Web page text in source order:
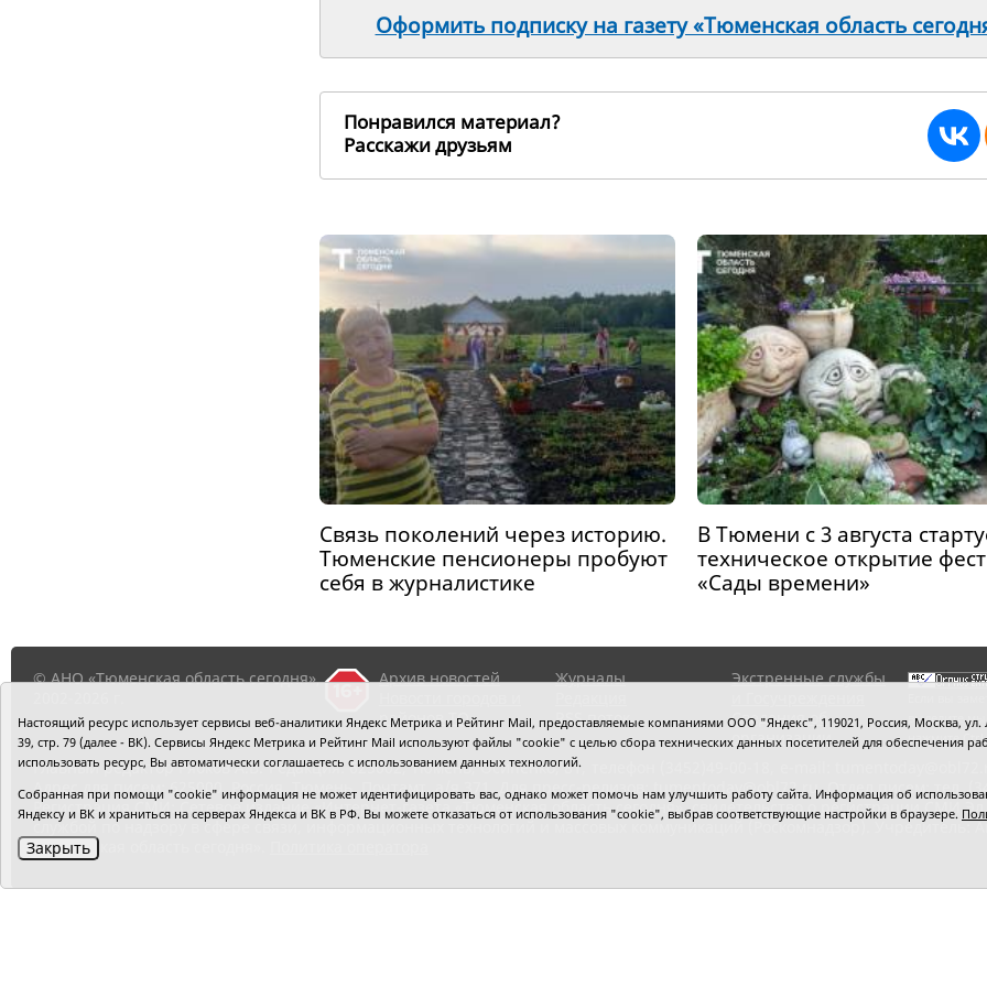
Оформить подписку на газету «Тюменская область
Понравился материал?
Расскажи друзьям
Связь поколений через историю.
Тюменские пенсионеры пробуют
себя в журналистике
В Тюмени с 3 августа
техническое открытие
«Сады времени»
© АНО «Тюменская область сегодня»,
Архив новостей
районов ТО
Журналы
RSS поток
Экстренные службы
Сведения об
организации
выделите
нажмите
Главный редактор Рябков А.В. Редакция: 625002, Тюмень, Осипенко, 81,
Адрес для писем: 625000, Россия, Тюмень, Почтамт, а/я 371. Для пресс-релизов: tumentoday@obl72.ru. Отдел писем: тел.
Регистрация СМИ: Сетевое издание «Интернет-газета «Тюменская область сегодня», свидетельство о регистрации СМИ
службой по надзору в сфере связи, информационных технологий и массовых коммуникаций (Роскомнадзор). Учредитель:
«Тюменская область сегодня».
Настоящий ресурс использует сервисы веб-аналитики Яндекс Метрика и Рейтинг Mail, предоставляемые компаниями ООО "Яндекс", 119021, Россия, Москва,
39, стр. 79 (далее - ВК). Сервисы Яндекс Метрика и Рейтинг Mail используют файлы "cookie" с целью сбора технических данных посетителей для обеспечения
использовать ресурс, Вы автоматически соглашаетесь с использованием данных технологий.
Собранная при помощи "cookie" информация не может идентифицировать вас, однако может помочь нам улучшить работу сайта. Информация об
Яндексу и ВК и храниться на серверах Яндекса и ВК в РФ. Вы можете отказаться от использования "cookie", выбрав соответствующие настройки в браузере.
Закрыть